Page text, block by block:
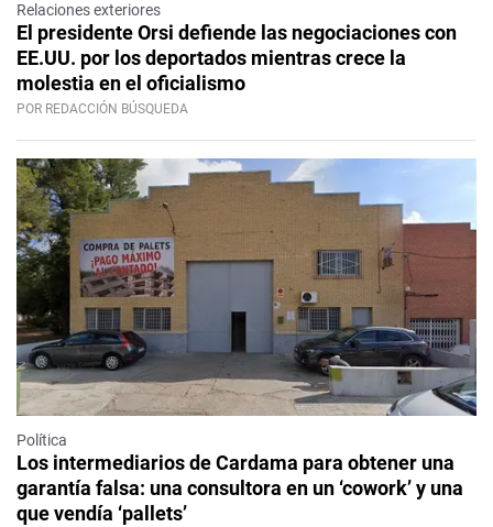
Relaciones exteriores
El presidente Orsi defiende las negociaciones con
EE.UU. por los deportados mientras crece la
molestia en el oficialismo
POR REDACCIÓN BÚSQUEDA
Política
Los intermediarios de Cardama para obtener una
garantía falsa: una consultora en un ‘cowork’ y una
que vendía ‘pallets’